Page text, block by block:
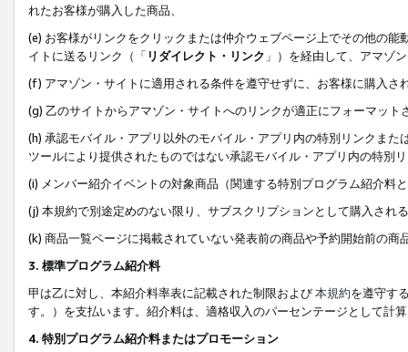
れたお客様が購入した商品、
(e) お客様がリンクをクリックまたは仲介ウェブページ上でその他の
イトに送るリンク（「 リダイレクト・リンク 」）を経由して、アマゾ
(f) アマゾン・サイトに適用される条件を遵守せずに、お客様に購入さ
(g) 乙のサイトからアマゾン・サイトへのリンクが適正にフォーマッ
(h) 承認モバイル・アプリ以外のモバイル・アプリ内の特別リンクま
ツールにより提供されたものではない承認モバイル・アプリ内の特別
(i) メンバー紹介イベントの対象商品（関連する特別プログラム紹介料
(j) 本規約で別途定めのない限り、サブスクリプションとして購入され
(k) 商品一覧ページに掲載されていない発表前の商品や予約開始前の商
3. 標準プログラム紹介料
甲は乙に対し、本紹介料率表に記載された制限および本規約を遵守す
す。）を支払います。紹介料は、適格収入のパーセンテージとして計
4. 特別プログラム紹介料またはプロモーション